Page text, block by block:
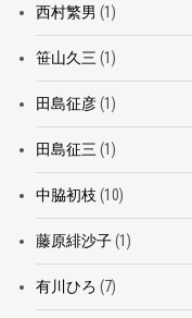
西村繁男 (1)
笹山久三 (1)
田島征彦(1)
田島征三 (1)
中脇初枝 (10)
藤原緋沙子(1)
有川ひろ (7)